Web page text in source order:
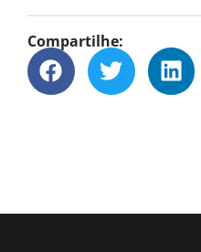
Compartilhe: